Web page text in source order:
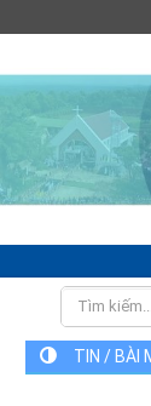
TIN / BÀI